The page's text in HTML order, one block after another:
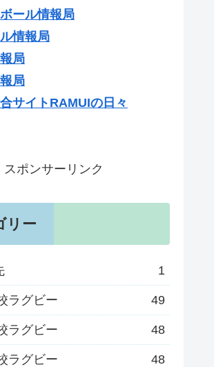
ール情報局
情報局
局
局
サイトRAMUIの日々
スポンサーリンク
リー
1
ラグビー 49
ラグビー 48
ラグビー 48